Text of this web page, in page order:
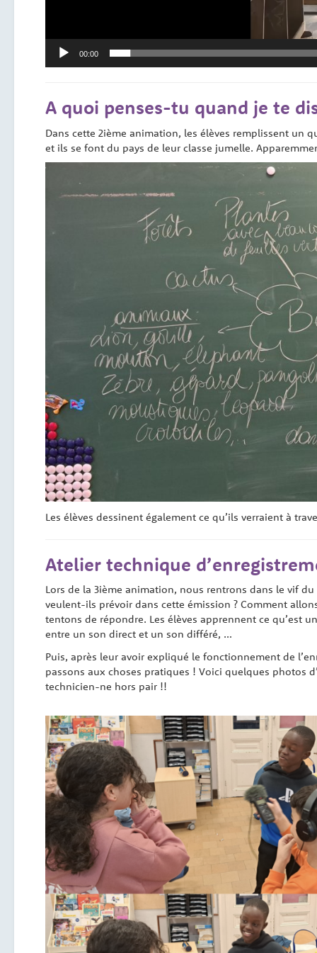
00:00
A quoi penses-tu quand je te
Dans cette 2ième animation, les élèves remplissent un
et ils se font du pays de leur classe jumelle.
Les élèves dessinent également ce qu’ils verraient à
Atelier technique
Lors de la 3ième animation, nous rentrons dans le vif
veulent-ils prévoir dans cette émission ? Comment
tentons de répondre. Les élèves apprennent ce qu’est
entre un son direct et un son différé, …
Puis, après leur avoir expliqué le fonctionnement de
passons aux choses pratiques ! Voici quelques photos
technicien-ne hors pair !!